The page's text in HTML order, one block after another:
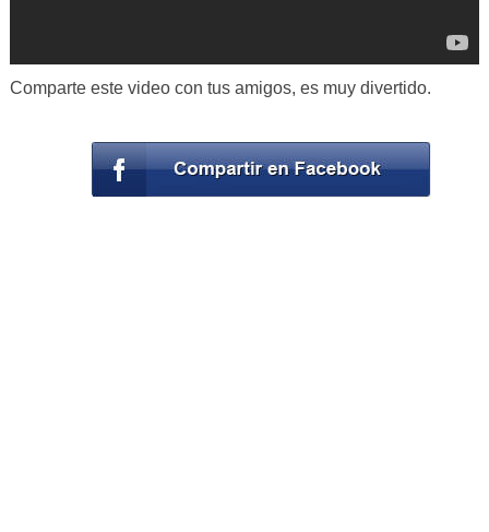
Comparte este video con tus amigos, es muy divertido.